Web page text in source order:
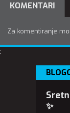
KOMENTARI
Za komentiranje
;
✨